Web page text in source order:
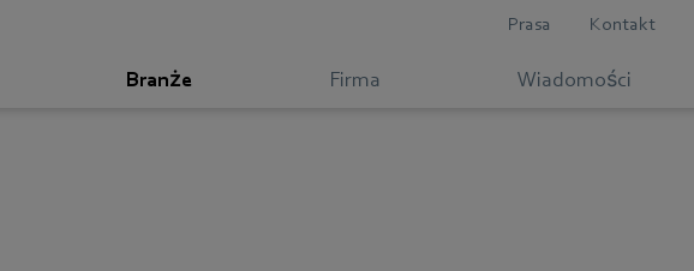
Prasa Kontakt
Branże Firma Wiadomości